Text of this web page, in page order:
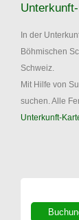
In der
Böhmischen
Schweiz.
Mit Hilfe von
suchen. Alle
Unterkunft-